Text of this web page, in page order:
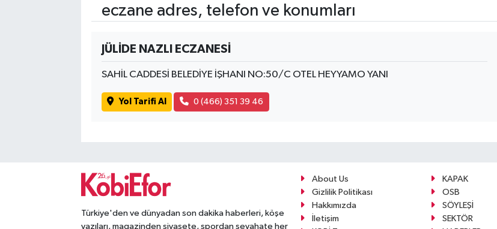
eczane adres, telefon ve konumları
JÜLİDE NAZLI ECZANESİ
SAHİL CADDESİ BELEDİYE İŞHANI NO:50/C OTEL HEYYAMO YANI
Yol Tarifi Al 0 (466) 351 39 46
Türkiye'den ve dünyadan son dakika haberleri, köşe
yazıları, magazinden siyasete, spordan seyahate her
About Us
KAPAK
Gizlilik Politikası
OSB
Hakkımızda
SÖYLEŞİ
İletişim
SEKTÖR